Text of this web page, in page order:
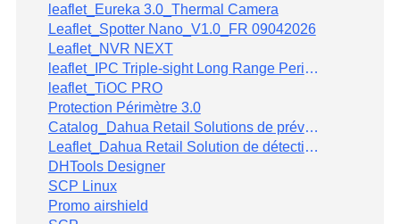
leaflet_Eureka 3.0_Thermal Camera
Leaflet_Spotter Nano_V1.0_FR 09042026
Leaflet_NVR NEXT
leaflet_IPC Triple-sight Long Range Perimeter Protection
leaflet_TiOC PRO
Protection Périmètre 3.0
Catalog_Dahua Retail Solutions de prévention des pertes _V1.0_FR 9032026
Leaflet_Dahua Retail Solution de détection des comportements suspects de vol à l'étalage V13032026
DHTools Designer
SCP Linux
Promo airshield